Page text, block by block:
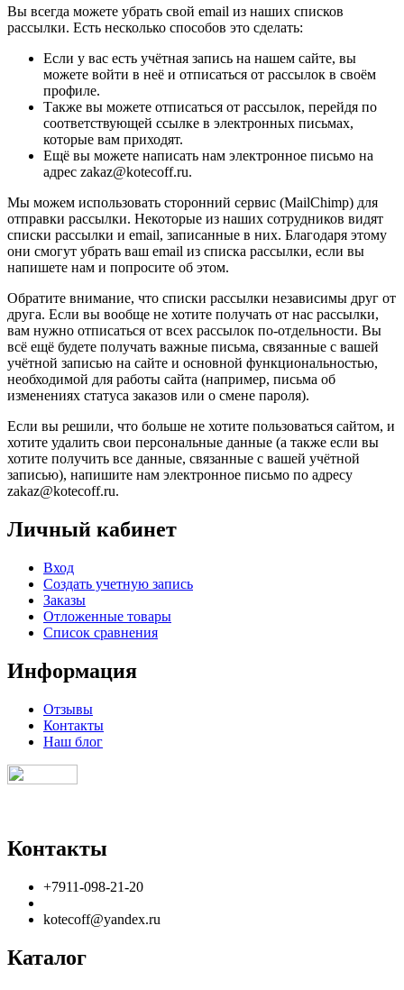
Вы всегда можете убрать свой email из наших списков
рассылки. Есть несколько способов это сделать:
Если у вас есть учётная запись на нашем сайте, вы
можете войти в неё и отписаться от рассылок в своём
профиле.
Также вы можете отписаться от рассылок, перейдя по
соответствующей ссылке в электронных письмах,
которые вам приходят.
Ещё вы можете написать нам электронное письмо на
адрес zakaz@kotecoff.ru.
Мы можем использовать сторонний сервис (MailChimp) для
отправки рассылки. Некоторые из наших сотрудников видят
списки рассылки и email, записанные в них. Благодаря этому
они смогут убрать ваш email из списка рассылки, если вы
напишете нам и попросите об этом.
Обратите внимание, что списки рассылки независимы друг от
друга. Если вы вообще не хотите получать от нас рассылки,
вам нужно отписаться от всех рассылок по-отдельности. Вы
всё ещё будете получать важные письма, связанные с вашей
учётной записью на сайте и основной функциональностью,
необходимой для работы сайта (например, письма об
изменениях статуса заказов или о смене пароля).
Если вы решили, что больше не хотите пользоваться сайтом, и
хотите удалить свои персональные данные (а также если вы
хотите получить все данные, связанные с вашей учётной
записью), напишите нам электронное письмо по адресу
zakaz@kotecoff.ru.
Личный кабинет
Вход
Создать учетную запись
Заказы
Отложенные товары
Список сравнения
Информация
Отзывы
Контакты
Наш блог
Контакты
+7911-098-21-20
kotecoff@yandex.ru
Каталог